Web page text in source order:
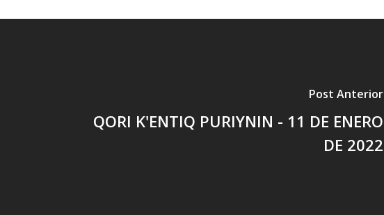
Post Anterior
QORI K'ENTIQ PURIYNIN - 11 DE ENERO
DE 2022